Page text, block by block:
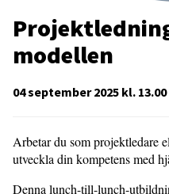
modellen
04 september 2025 kl.
Arbetar du som projektledare
utveckla din kompetens med
Denna lunch-till-lunch-